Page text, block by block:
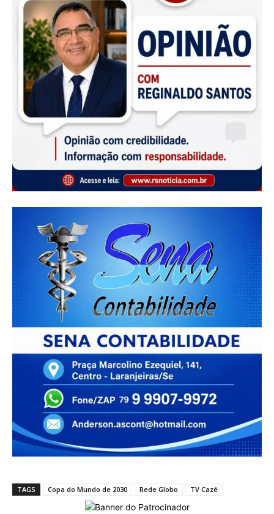
TAGS Copa do Mundo de 2030 Rede Globo TV Cazé